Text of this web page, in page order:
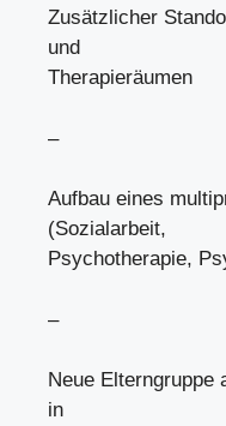
Zusätzlicher
und
Therapieräumen
–
Aufbau eines
(Sozialarbeit,
Psychotherapie,
–
Neue Elterngruppe
in